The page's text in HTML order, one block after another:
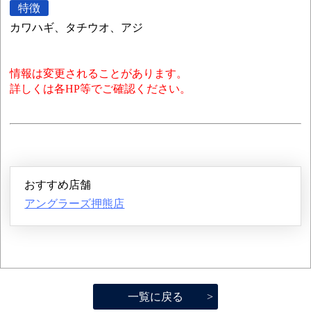
特徴
カワハギ、タチウオ、アジ
情報は変更されることがあります。
詳しくは各HP等でご確認ください。
おすすめ店舗
アングラーズ押熊店
一覧に戻る